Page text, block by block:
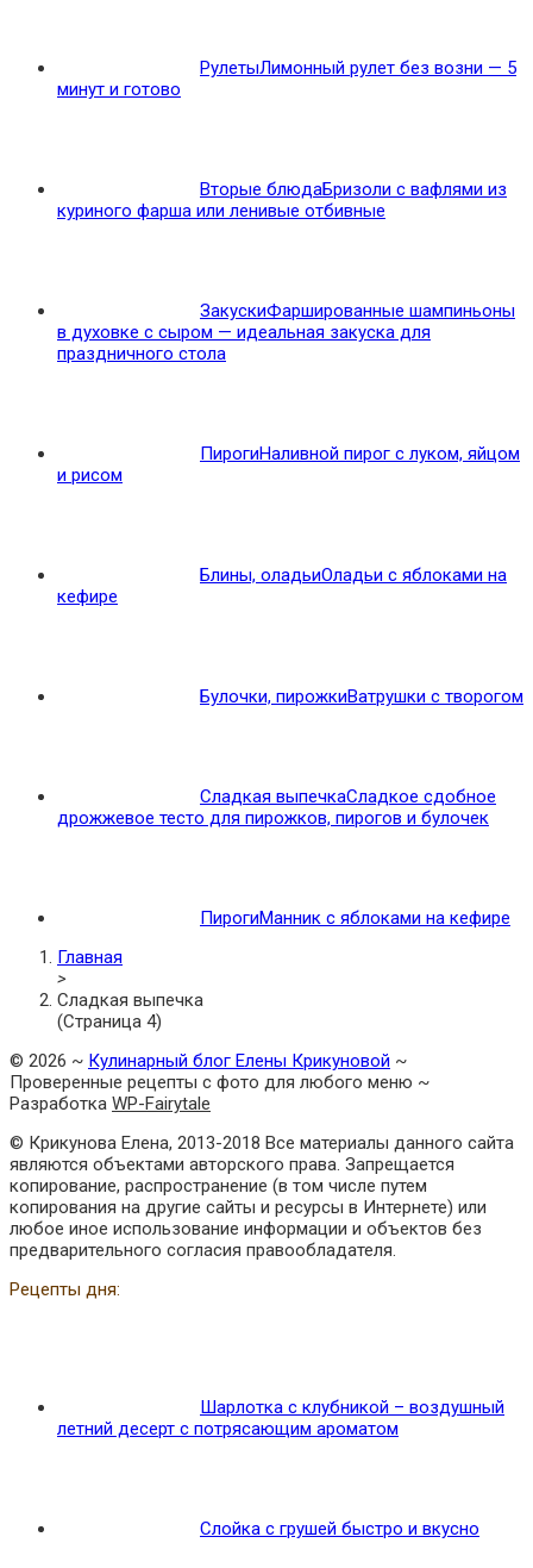
РулетыЛимонный рулет без возни — 5
минут и готово
Вторые блюдаБризоли с вафлями из
куриного фарша или ленивые отбивные
ЗакускиФаршированные шампиньоны
в духовке с сыром — идеальная закуска для
праздничного стола
ПирогиНаливной пирог с луком, яйцом
и рисом
Блины, оладьиОладьи с яблоками на
кефире
Булочки, пирожкиВатрушки с творогом
Сладкая выпечкаСладкое сдобное
дрожжевое тесто для пирожков, пирогов и булочек
ПирогиМанник с яблоками на кефире
Главная
>
Сладкая выпечка
(Страница 4)
© 2026 ~ Кулинарный блог Елены Крикуновой ~
Проверенные рецепты с фото для любого меню ~
Разработка WP-Fairytale
© Крикунова Елена, 2013-2018 Все материалы данного сайта
являются объектами авторского права. Запрещается
копирование, распространение (в том числе путем
копирования на другие сайты и ресурсы в Интернете) или
любое иное использование информации и объектов без
предварительного согласия правообладателя.
Рецепты дня:
Шарлотка с клубникой – воздушный
летний десерт с потрясающим ароматом
Слойка с грушей быстро и вкусно